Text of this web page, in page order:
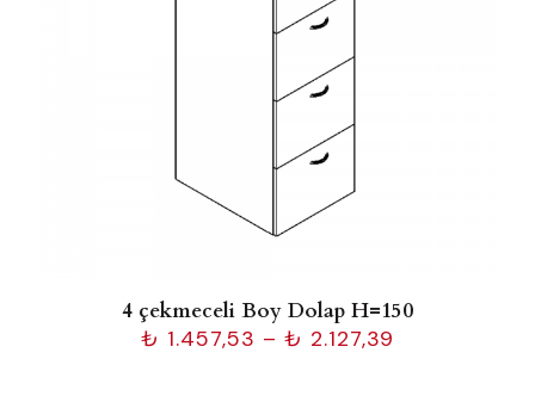
4 çekmeceli Boy Dolap H=150
₺ 1.457,53 – ₺ 2.127,39